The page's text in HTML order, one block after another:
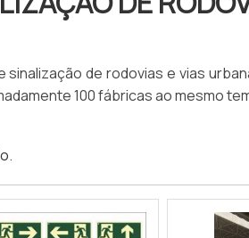
sinalização de rodovias e vias
100 fábricas ao mesmo
.